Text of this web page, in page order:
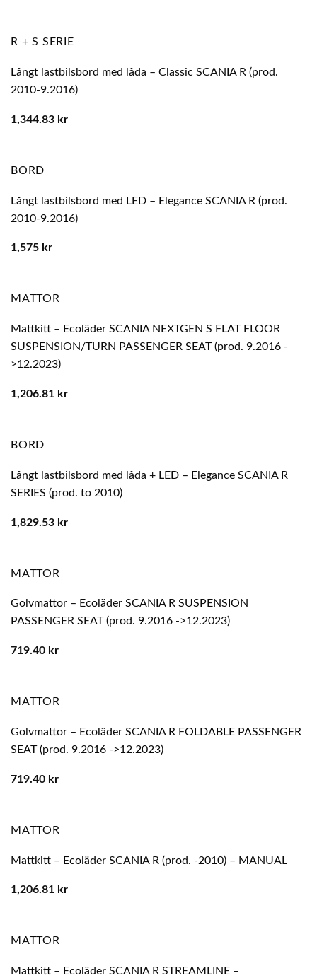
R + S SERIE
Långt lastbilsbord med låda – Classic SCANIA R (prod.
2010-9.2016)
1,344.83 kr
BORD
Långt lastbilsbord med LED – Elegance SCANIA R (prod.
2010-9.2016)
1,575 kr
MATTOR
Mattkitt – Ecoläder SCANIA NEXTGEN S FLAT FLOOR
SUSPENSION/TURN PASSENGER SEAT (prod. 9.2016 -
>12.2023)
1,206.81 kr
BORD
Långt lastbilsbord med låda + LED – Elegance SCANIA R
SERIES (prod. to 2010)
1,829.53 kr
MATTOR
Golvmattor – Ecoläder SCANIA R SUSPENSION
PASSENGER SEAT (prod. 9.2016 ->12.2023)
719.40 kr
MATTOR
Golvmattor – Ecoläder SCANIA R FOLDABLE PASSENGER
SEAT (prod. 9.2016 ->12.2023)
719.40 kr
MATTOR
Mattkitt – Ecoläder SCANIA R (prod. -2010) – MANUAL
1,206.81 kr
MATTOR
Mattkitt – Ecoläder SCANIA R STREAMLINE –